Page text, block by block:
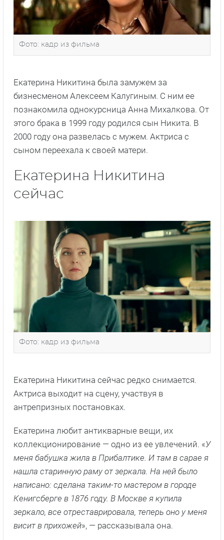
Фото: кадр из фильма
Екатерина Никитина была замужем за
бизнесменом Алексеем Калугиным. С ним ее
познакомила однокурсница Анна Михалкова. От
этого брака в 1999 году родился сын Никита. В
2000 году она развелась с мужем. Актриса с
сыном переехала к своей матери.
Екатерина Никитина
сейчас
Фото: кадр из фильма
Екатерина Никитина сейчас редко снимается.
Актриса выходит на сцену, участвуя в
антрепризных постановках.
Екатерина любит антикварные вещи, их
коллекционирование — одно из ее увлечений. «У
меня бабушка жила в Прибалтике. И там в сарае я
нашла старинную раму от зеркала. На ней было
написано: сделана таким-то мастером в городе
Кенигсберге в 1876 году. В Москве я купила
зеркало, все отреставрировала, теперь оно у меня
висит в прихожей», — рассказывала она.